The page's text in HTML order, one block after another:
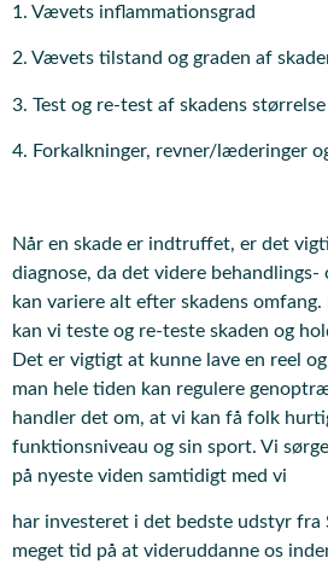
1. Vævets inflammationsgrad
2. Vævets tilstand og graden af
3. Test og re-test af skadens størrelse
4. Forkalkninger, revner/læderinger
Når en skade er indtruffet, er det
diagnose, da det videre
kan variere alt efter skadens
kan vi teste og re-teste skaden og
Det er vigtigt at kunne lave en reel
man hele tiden kan regulere
handler det om, at vi kan få folk
funktionsniveau og sin sport. Vi
på nyeste viden samtidigt med vi
har investeret i det bedste udstyr fra
meget tid på at videruddanne os